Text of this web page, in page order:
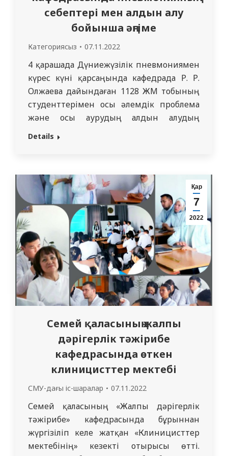
себептері мен алдын алу
бойынша әңгіме
Категориясыз 07.11.2022
4 қарашада Дүниежүзілік пневмониямен
күрес күні қарсаңында кафедрада Р. Р.
Олжаева дайындаған 1128 ЖМ тобының
студенттерімен осы әлемдік проблема
және осы аурудың алдын алудың
себептері мен маңыздылығы бойынша
пневмония проблемасына және онымен
байланысты жоғары өлім-жітімге назар
аудару мақсатында,…
Details
Қар
7
2022
Семей қаласының жалпы
дәрігерлік тәжірибе
кафедрасында өткен
клиницисттер мектебі
СМУ-дағы іс-шаралар 07.11.2022
Семей қаласының «Жалпы дәрігерлік
тәжірибе» кафедрасында бұрыннан
жүргізіліп келе жатқан «Клиницисттер
мектебінің» кезекті отырысы өтті.